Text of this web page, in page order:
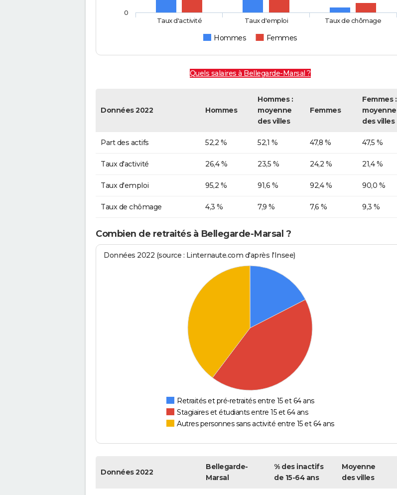
Hommes Femmes
Taux d'activité Taux d'emploi Taux de chômage
0
Quels salaires à Bellegarde-Marsal ?
Données 2022 Hommes
Hommes :
moyenne
des villes
Femmes
Femmes :
moyenne
des villes
Part des actifs 52,2 % 52,1 % 47,8 % 47,5 %
Taux d'activité 26,4 % 23,5 % 24,2 % 21,4 %
Taux d'emploi 95,2 % 91,6 % 92,4 % 90,0 %
Taux de chômage 4,3 % 7,9 % 7,6 % 9,3 %
Combien de retraités à Bellegarde-Marsal ?
Données 2022 (source : Linternaute.com d'après l'Insee)
Retraités et pré-retraités entre 15 et 64 ans
Stagiaires et étudiants entre 15 et 64 ans
Autres personnes sans activité entre 15 et 64 ans
Données 2022
Bellegarde-
Marsal
% des inactifs
de 15-64 ans
Moyenne
des villes